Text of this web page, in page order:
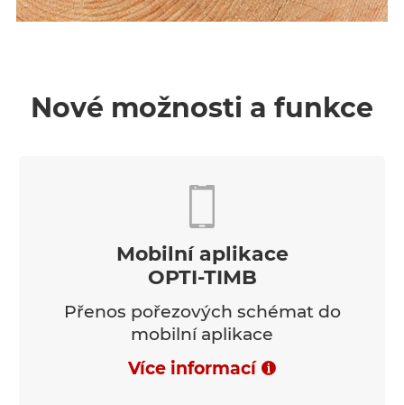
Nové možnosti a funkce
Mobilní aplikace
OPTI-TIMB
Přenos pořezových schémat do
mobilní aplikace
Více informací